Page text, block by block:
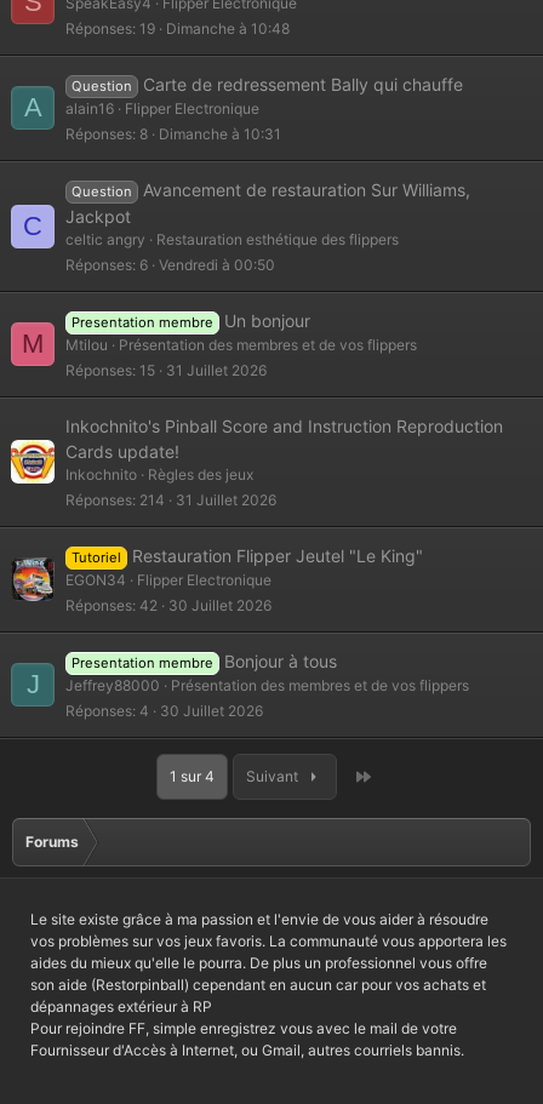
Réponses 19 Dimanche à 10:48
A
Question Carte de redressement Bally qui chauffe
alain16
Flipper Electronique
Réponses 8 Dimanche à 10:31
C
Question
Avancement de restauration Sur Williams,
Jackpot
celtic angry
Restauration esthétique des flippers
Réponses 6 Vendredi à 00:50
M
Presentation membre Un bonjour
Mtilou
Présentation des membres et de vos flippers
Réponses 15 31 Juillet 2026
Inkochnito's Pinball Score and Instruction Reproduction
Cards update!
Inkochnito
Règles des jeux
Réponses 214 31 Juillet 2026
Tutoriel Restauration Flipper Jeutel "Le King"
EGON34
Flipper Electronique
Réponses 42 30 Juillet 2026
J
Presentation membre Bonjour à tous
Jeffrey88000
Présentation des membres et de vos flippers
Réponses 4 30 Juillet 2026
1 sur 4 Suivant
Forums
Le site existe grâce à ma passion et l'envie de vous aider à résoudre
vos problèmes sur vos jeux favoris. La communauté vous apportera les
aides du mieux qu'elle le pourra. De plus un professionnel vous offre
son aide (Restorpinball) cependant en aucun car pour vos achats et
dépannages extérieur à RP
Pour rejoindre FF, simple enregistrez vous avec le mail de votre
Fournisseur d'Accès à Internet, ou Gmail, autres courriels bannis.